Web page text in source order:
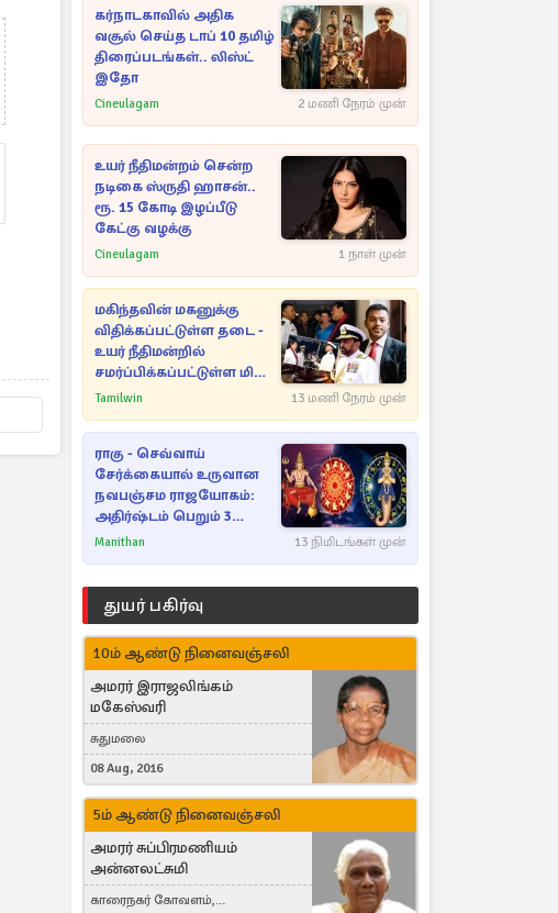
கர்நாடகாவில் அதிக
வசூல் செய்த டாப் 10 தமிழ்
திரைப்படங்கள்.. லிஸ்ட்
இதோ
Cineulagam 2 மணி நேரம் முன்
உயர் நீதிமன்றம் சென்ற
நடிகை ஸ்ருதி ஹாசன்..
ரூ. 15 கோடி இழப்பீடு
கேட்கு வழக்கு
Cineulagam 1 நாள் முன்
மகிந்தவின் மகனுக்கு
விதிக்கப்பட்டுள்ள தடை -
உயர் நீதிமன்றில்
சமர்ப்பிக்கப்பட்டுள்ள மிக
முக்கிய ஆவணங்கள்!
Tamilwin 13 மணி நேரம் முன்
ராகு - செவ்வாய்
சேர்க்கையால் உருவான
நவபஞ்சம ராஜயோகம்:
அதிர்ஷ்டம் பெறும் 3
ராசிகள்!
Manithan 13 நிமிடங்கள் முன்
துயர் பகிர்வு
10ம் ஆண்டு நினைவஞ்சலி
அமரர் இராஜலிங்கம்
மகேஸ்வரி
சுதுமலை
08 Aug, 2016
5ம் ஆண்டு நினைவஞ்சலி
அமரர் சுப்பிரமணியம்
அன்னலட்சுமி
காரைநகர் கோவளம்,